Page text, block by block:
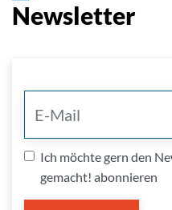
Newsletter
Ich möchte gern den
gemacht! abonnieren